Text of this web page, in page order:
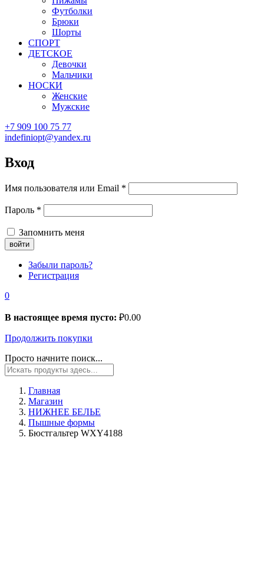
Футболки
Брюки
Шорты
СПОРТ
ДЕТСКОЕ
Девочки
Мальчики
НОСКИ
Женские
Мужские
+7 909 100 75 77
indefiniopt@yandex.ru
Вход
Имя пользователя или Email *
Пароль *
Запомнить меня
Забыли пароль?
Регистрация
0
В настоящее время пусто: ₽0.00
Продолжить покупки
Просто начните поиск...
Главная
Магазин
НИЖНЕЕ БЕЛЬЕ
Пышные формы
Бюстгальтер WXY4188